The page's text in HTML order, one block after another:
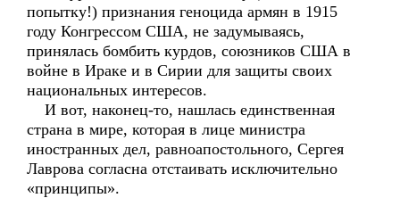
попытку!) признания геноцида армян в 1915
году Конгрессом США, не задумываясь,
принялась бомбить курдов, союзников США в
войне в Ираке и в Сирии для защиты своих
национальных интересов.
И вот, наконец-то, нашлась единственная
страна в мире, которая в лице министра
иностранных дел, равноапостольного, Сергея
Лаврова согласна отстаивать исключительно
«принципы».